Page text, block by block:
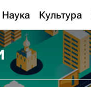
Наука Культура